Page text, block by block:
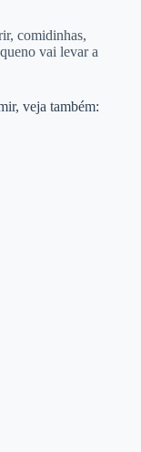
comidinhas,
vai levar a
veja também: